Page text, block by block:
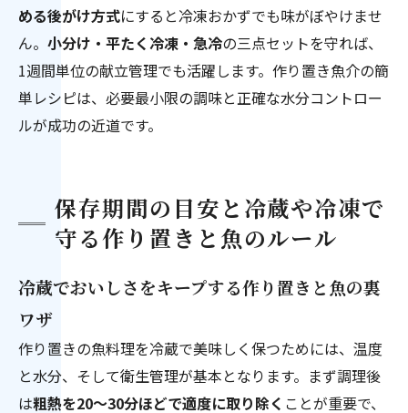
める後がけ方式にすると冷凍おかずでも味がぼやけませ
ん。 小分け・平たく冷凍・急冷の三点セットを守れば、
1週間単位の献立管理でも活躍します。作り置き魚介の簡
単レシピは、必要最小限の調味と正確な水分コントロー
ルが成功の近道です。
保存期間の目安と冷蔵や冷凍で
守る作り置きと魚のルール
冷蔵でおいしさをキープする作り置きと魚の裏
ワザ
作り置きの魚料理を冷蔵で美味しく保つためには、温度
と水分、そして衛生管理が基本となります。まず調理後
は粗熱を20〜30分ほどで適度に取り除く ことが重要で、